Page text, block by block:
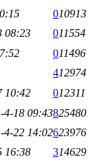
010913
08:23 011554
011496
412974
10:42 012311
4-18 09:43825480
4-22 14:02623976
16:38 314629